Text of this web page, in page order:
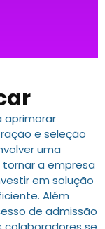
aprimorar
e seleção
uma
a empresa
em solução
Além
de admissão